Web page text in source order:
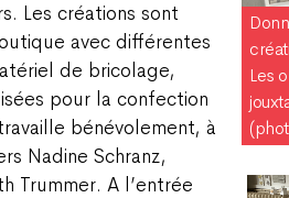
Les créations sont
avec différentes
de bricolage,
pour la confection
bénévolement, à
Nadine Schranz,
Trummer. A l’entrée
Les